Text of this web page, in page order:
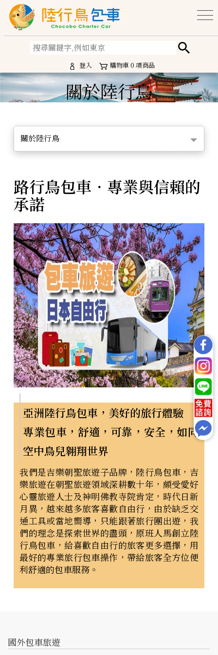
登入 購物車0 項商品
關於陸行鳥
關於陸行鳥
路行鳥包車．專業與信賴的
承諾
亞洲陸行鳥包車，美好的旅行體驗
專業包車，舒適，可靠，安全，如同
空中鳥兒翱翔世界
我們是吉樂朝聖旅遊子品牌，陸行鳥包車，吉
樂旅遊在朝聖旅遊領域深耕數十年，頗受愛好
心靈旅遊人士及神明佛教寺院肯定，時代日新
月異，越來越多旅客喜歡自由行，由於缺乏交
通工具或當地嚮導，只能跟著旅行團出遊，我
們的理念是探索世界的盡頭，原班人馬創立陸
行鳥包車，給喜歡自由行的旅客更多選擇，用
最好的專業旅行包車操作，帶給旅客全方位便
利舒適的包車服務。
國外包車旅遊